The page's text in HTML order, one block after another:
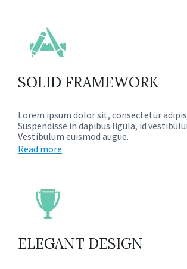
SOLID FRAMEWORK
Lorem ipsum dolor sit, consectetur
Suspendisse in dapibus ligula, id
Vestibulum euismod augue.
Read more
ELEGANT DESIGN